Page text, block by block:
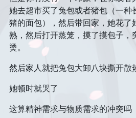
泰拉瑞亚
足球
时间规划
语言
面试
衣
食
住
时光轴
小学
初中
高中
艺术
美术
文学
音乐
留言板
说说
番剧
赞赏
她去超市买了兔包或者猪包（一种
猪的面包），然后带回家，她花了
熟，然后打开蒸笼，摸了摸包子，
烫。
然后家人就把兔包大卸八块撕开散
她顿时就哭了
这算精神需求与物质需求的冲突吗